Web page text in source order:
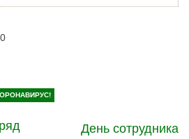
День сотрудника